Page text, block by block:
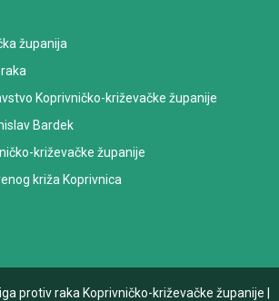
županija
Koprivničko-križevačke županije
Bardek
križevačke županije
križa Koprivnica
protiv raka Koprivničko-križevačke županije